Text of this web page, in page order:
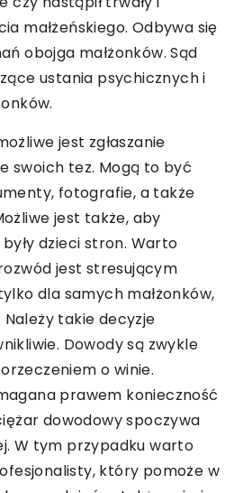
małżeńskiego. Odbywa się
obojga małżonków. Sąd
ustania psychicznych i
jest zgłaszanie
swoich tez. Mogą to być
fotografie, a także
jest także, aby
dzieci stron. Warto
jest stresującym
dla samych małżonków,
takie decyzje
Dowody są zwykle
o winie.
prawem konieczność
dowodowy spoczywa
W tym przypadku warto
który pomoże w